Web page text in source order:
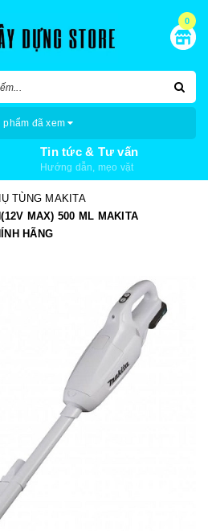
0
phẩm đã xem
Tin tức & Tư vấn
Hướng dẫn, mẹo vặt
TÙNG MAKITA
MAX) 500 ML MAKITA
HÃNG